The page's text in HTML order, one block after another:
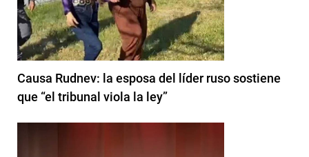
Causa Rudnev: la esposa del líder ruso sostiene
que “el tribunal viola la ley”